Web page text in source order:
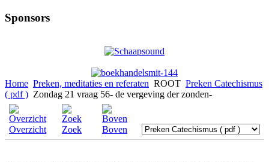
Sponsors
Home Preken, meditaties en referaten ROOT Preken Catechismus
( pdf ) Zondag 21 vraag 56- de vergeving der zonden-
Overzicht Zoek Boven